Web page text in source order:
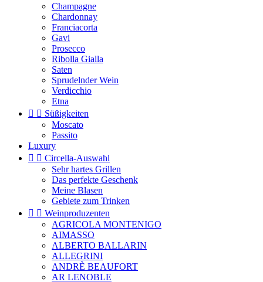
Champagne
Chardonnay
Franciacorta
Gavi
Prosecco
Ribolla Gialla
Saten
Sprudelnder Wein
Verdicchio
Etna
  Süßigkeiten
Moscato
Passito
Luxury
  Circella-Auswahl
Sehr hartes Grillen
Das perfekte Geschenk
Meine Blasen
Gebiete zum Trinken
  Weinproduzenten
AGRICOLA MONTENIGO
AIMASSO
ALBERTO BALLARIN
ALLEGRINI
ANDRÈ BEAUFORT
AR LENOBLE